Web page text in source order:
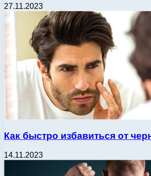
27.11.2023
Как быстро избавиться от
14.11.2023